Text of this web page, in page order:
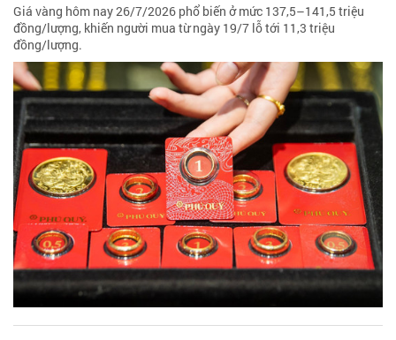
Giá vàng hôm nay 26/7/2026 phổ biến ở mức 137,5–141,5 triệu
đồng/lượng, khiến người mua từ ngày 19/7 lỗ tới 11,3 triệu
đồng/lượng.